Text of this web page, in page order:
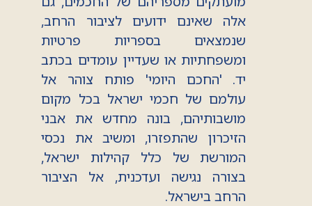
אלה שאינם ידועים לציבור הרחב,
שנמצאים בספריות פרטיות
ומשפחתיות או שעדיין עומדים בכתב
יד. 'החכם היומי' פותח צוהר אל
עולמם של חכמי ישראל בכל מקום
מושבותיהם, בונה מחדש את אבני
הזיכרון שהתפזרו, ומשיב את נכסי
המורשת של כלל קהילות ישראל,
בצורה נגישה ועדכנית, אל הציבור
הרחב בישראל.